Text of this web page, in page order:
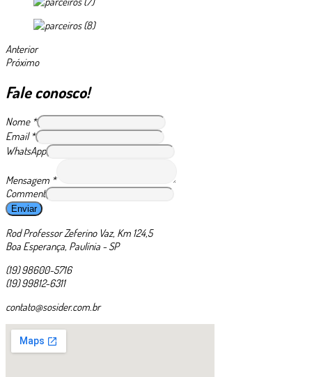
Anterior
Próximo
Fale conosco!
Nome *
Email*
WhatsApp
Mensagem *
Comment
Enviar
Rod Professor Zeferino Vaz, Km 124,5
Boa Esperança, Paulínia - SP
(19) 98600-5716
(19) 99812-6311
contato@sosider.com.br